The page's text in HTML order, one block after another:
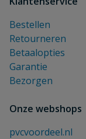
Bestellen
Retourneren
Betaalopties
Garantie
Bezorgen
Onze webshops
pvcvoordeel.nl